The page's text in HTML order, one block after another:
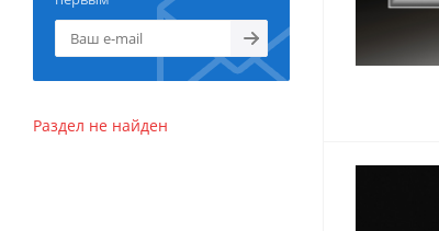
Раздел не найден